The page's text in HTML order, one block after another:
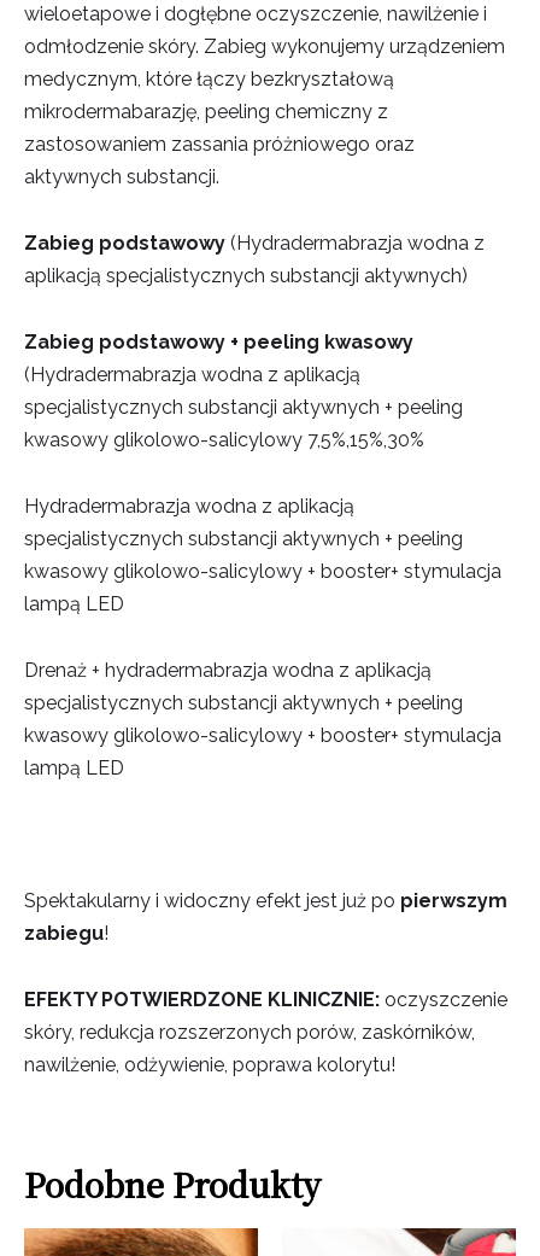
wieloetapowe i dogłębne oczyszczenie, nawilżenie i
odmłodzenie skóry. Zabieg wykonujemy urządzeniem
medycznym, które łączy bezkryształową
mikrodermabarazję, peeling chemiczny z
zastosowaniem zassania próżniowego oraz
aktywnych substancji.
Zabieg podstawowy (Hydradermabrazja wodna z
aplikacją specjalistycznych substancji aktywnych)
Zabieg podstawowy + peeling kwasowy
(Hydradermabrazja wodna z aplikacją
specjalistycznych substancji aktywnych + peeling
kwasowy glikolowo-salicylowy 7,5%,15%,30%
Hydradermabrazja wodna z aplikacją
specjalistycznych substancji aktywnych + peeling
kwasowy glikolowo-salicylowy + booster+ stymulacja
lampą LED
Drenaż + hydradermabrazja wodna z aplikacją
specjalistycznych substancji aktywnych + peeling
kwasowy glikolowo-salicylowy + booster+ stymulacja
lampą LED
Spektakularny i widoczny efekt jest już po pierwszym
zabiegu!
EFEKTY POTWIERDZONE KLINICZNIE: oczyszczenie
skóry, redukcja rozszerzonych porów, zaskórników,
nawilżenie, odżywienie, poprawa kolorytu!
Podobne Produkty